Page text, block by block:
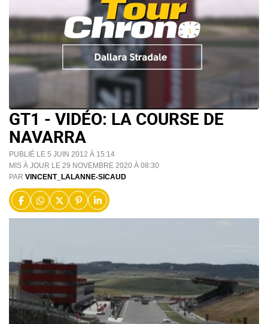
GT1 - VIDÉO: LA COURSE DE
NAVARRA
PUBLIÉ LE 5 JUIN 2012 À 15:14
MIS À JOUR LE 29 NOVEMBRE 2020 À 08:30
PAR VINCENT_LALANNE-SICAUD